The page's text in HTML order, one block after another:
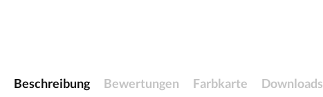
Beschreibung Bewertungen Farbkarte Downloads